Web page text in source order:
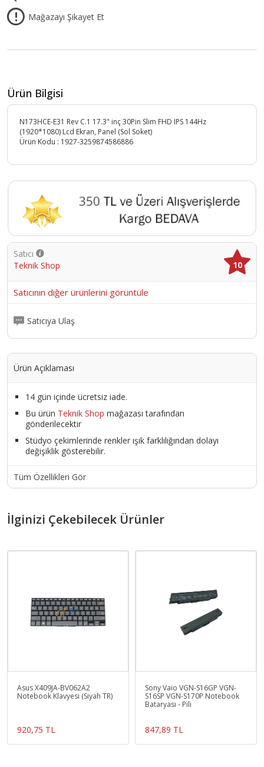
Mağazayı Şikayet Et
Ürün Bilgisi
N173HCE-E31 Rev C.1 17.3" inç 30Pin Slim FHD IPS 144Hz
(1920*1080) Lcd Ekran, Panel (Sol Soket)
Ürün Kodu : 1927-3259874586886
Satıcı
Teknik Shop
10
Satıcının diğer ürünlerini görüntüle
Satıcıya Ulaş
Ürün Açıklaması
14 gün içinde ücretsiz iade.
Bu ürün Teknik Shop mağazası tarafından
gönderilecektir
Stüdyo çekimlerinde renkler ışık farklılığından dolayı
değişiklik gösterebilir.
Tüm Özellikleri Gör
İlginizi Çekebilecek Ürünler
Asus X409JA-BV062A2
Notebook Klavyesi (Siyah TR)
920,75 TL
Sony Vaio VGN-S16GP VGN-
S16SP VGN-S170P Notebook
Bataryası - Pili
847,89 TL